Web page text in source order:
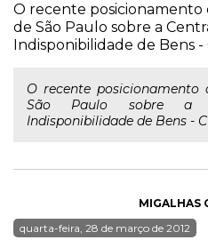
O recente posicionamento
de São Paulo sobre a
Indisponibilidade de Bens -
O recente posicionamento
São Paulo sobre a
Indisponibilidade de Bens -
MIGALHAS
quarta-feira, 28 de março de 2012